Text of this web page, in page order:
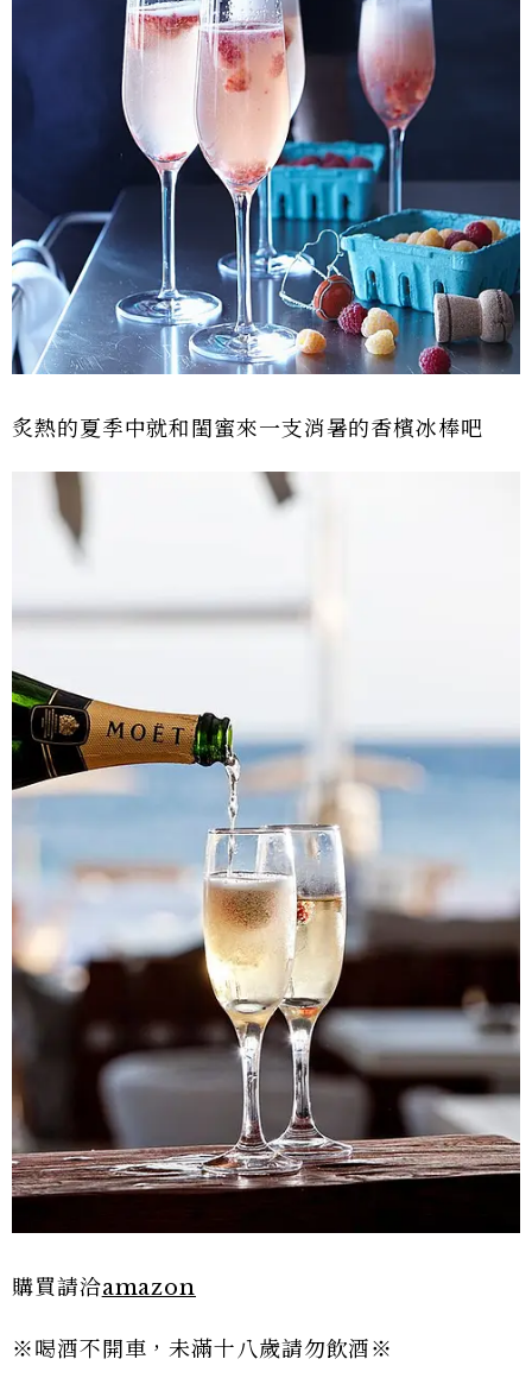
炙熱的夏季中就和閨蜜來一支消暑的香檳冰棒吧
購買請洽amazon
※喝酒不開車，未滿十八歲請勿飲酒※